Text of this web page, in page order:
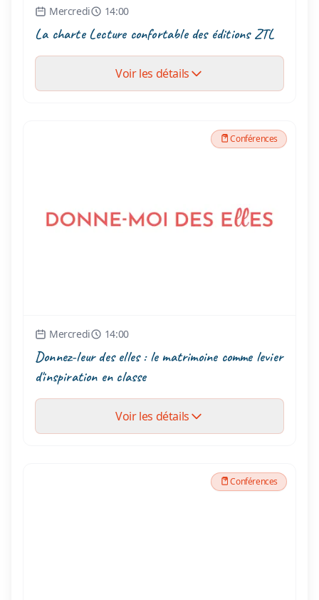
Mercredi 14:00
La charte Lecture confortable des éditions ZTL
Voir les détails
Conférences
Mercredi 14:00
Donnez-leur des elles : le matrimoine comme levier
d'inspiration en classe
Voir les détails
Conférences